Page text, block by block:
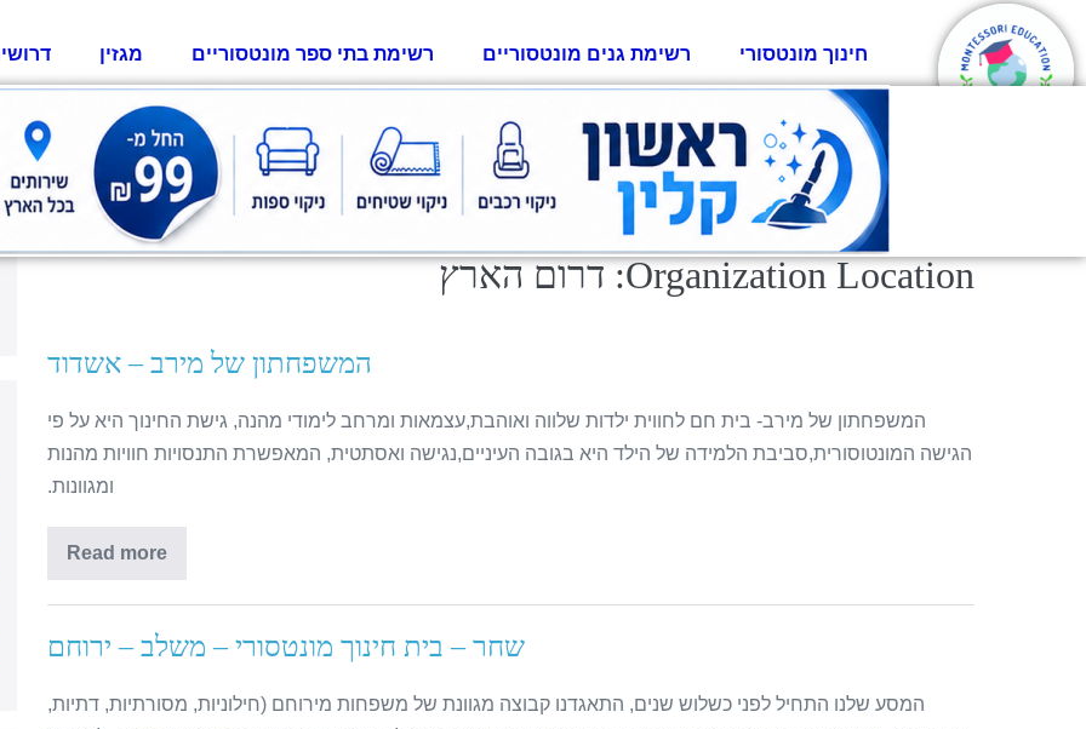
חינוך מונטסורי רשימת גנים מונטסוריים רשימת בתי ספר מונטסוריים מגזין
Organization Location: דרום הארץ
המשפחתון של מירב – אשדוד
המשפחתון של מירב- בית חם לחווית ילדות שלווה ואוהבת,עצמאות ומרחב לימודי מהנה, גישת החינוך היא על פי
הגישה המונטוסורית,סביבת הלמידה של הילד היא בגובה העיניים,נגישה ואסתטית, המאפשרת התנסויות חוויות מהנות
ומגוונות.
Read more
שחר – בית חינוך מונטסורי – משלב – ירוחם
המסע שלנו התחיל לפני כשלוש שנים, התאגדנו קבוצה מגוונת של משפחות מירוחם (חילוניות, מסורתיות, דתיות,